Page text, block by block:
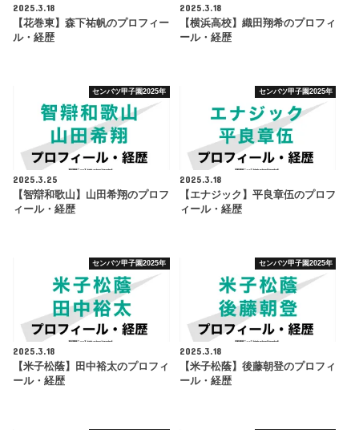
2025.3.18
【花巻東】森下祐帆のプロフィー
ル・経歴
2025.3.18
【横浜高校】織田翔希のプロフィ
ール・経歴
センバツ甲子園2025年
2025.3.25
【智辯和歌山】山田希翔のプロフ
ィール・経歴
センバツ甲子園2025年
2025.3.18
【エナジック】平良章伍のプロフ
ィール・経歴
センバツ甲子園2025年
2025.3.18
【米子松蔭】田中裕太のプロフィ
ール・経歴
センバツ甲子園2025年
2025.3.18
【米子松蔭】後藤朝登のプロフィ
ール・経歴